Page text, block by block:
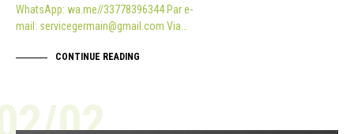
WhatsApp: wa.me//33778396344 Par e-
mail: servicegermain@gmail.com Via…
CONTINUE READING
02